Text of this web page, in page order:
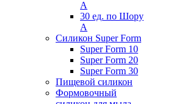
А
30 ед. по Шору
А
Силикон Super Form
Super Form 10
Super Form 20
Super Form 30
Пищевой силикон
Формовочный